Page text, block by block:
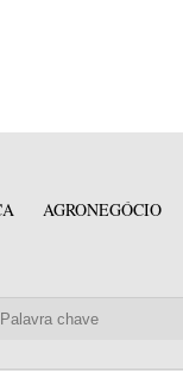
AGRONEGÓCIO